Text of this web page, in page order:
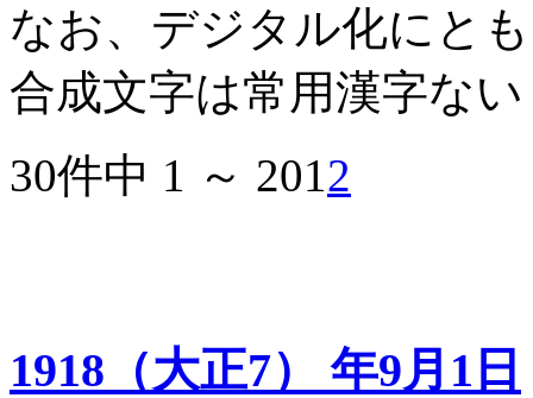
なお、デジタル化にと
合成文字は常用漢字な
30件中 1 ～ 2012
1918（大正7） 年9月1日